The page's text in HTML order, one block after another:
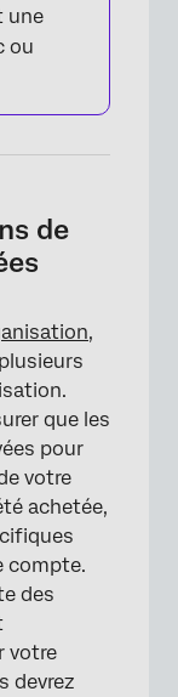
une
ou
de
,
que les
pour
votre
achetée,
compte.
des
votre
devrez